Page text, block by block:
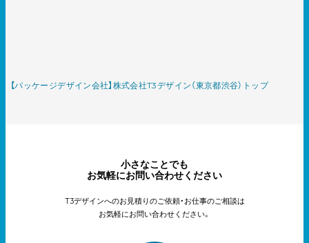
【パッケージデザイン会社】株式会社T3デザイン（東京都渋谷）トップ
小さなことでも
お気軽にお問い合わせください
T3デザインへのお見積りのご依頼・お仕事のご相談は
お気軽にお問い合わせください。